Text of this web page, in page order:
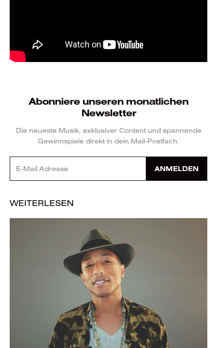
Abonniere unseren monatlichen
Newsletter
Die neueste Musik, exklusiver Content und spannende
Gewinnspiele direkt in dein Mail-Postfach.
ANMELDEN
WEITERLESEN